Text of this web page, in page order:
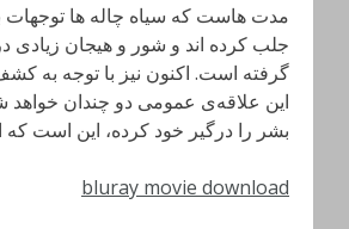
مدت هاست که سیاه چاله ها توجهات
جلب کرده اند و شور و هیجان
گرفته است. اکنون نیز با توجه به
این علاقه‌ی عمومی دو چندان خواهد
بشر را درگیر خود کرده، این است
bluray movie download